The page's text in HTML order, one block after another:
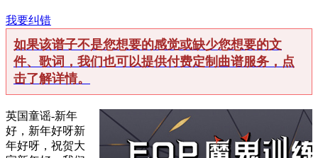
我要纠错
如果该谱子不是您想要的感觉或缺少您想要的文
件、歌词，我们也可以提供付费定制曲谱服务，点
击了解详情。
英国童谣-新年
好，新年好呀新
年好呀，祝贺大